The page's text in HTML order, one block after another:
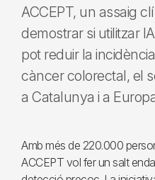
ACCEPT, un assaig
demostrar si utilitzar
pot reduir la
càncer colorectal, el
a Catalunya i a
Amb més de 220.000
ACCEPT vol fer un salt